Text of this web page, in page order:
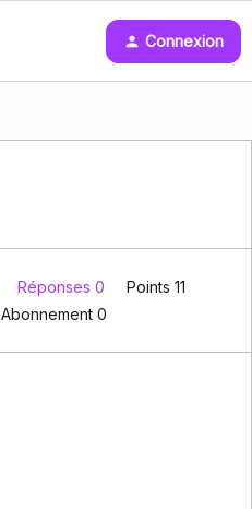
Connexion
Réponses 0
Points 11
Abonnement 0